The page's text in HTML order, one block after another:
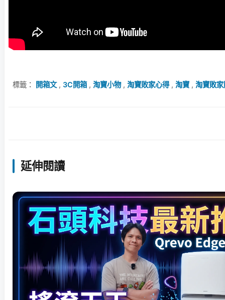
標籤： 開箱文, 3C開箱, 淘寶小物, 淘寶敗家心得, 淘寶 , 淘寶敗
延伸閱讀